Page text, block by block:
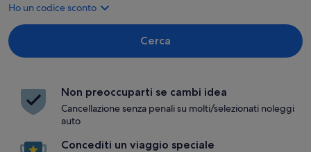
Ho un codice sconto
Cerca
Non preoccuparti se cambi idea
Cancellazione senza penali su molti/selezionati noleggi
auto
Concediti un viaggio speciale